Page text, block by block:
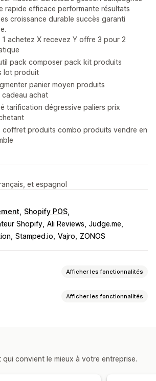
rapide efficace performante résultats
croissance durable succès garanti
achetez X recevez Y offre 3 pour 2
pack composer pack kit produits
lot produit
panier moyen produits
cadeau achat
tarification dégressive paliers prix
coffret produits combo produits vendre en
et espagnol
Shopify POS
Shopify Ali Reviews Judge.me
Stamped.io Vajro ZONOS
Afficher les fonctionnalités
gros
Afficher les fonctionnalités
de la quantité
Réductions en pourcentage
convient le mieux à votre entreprise.